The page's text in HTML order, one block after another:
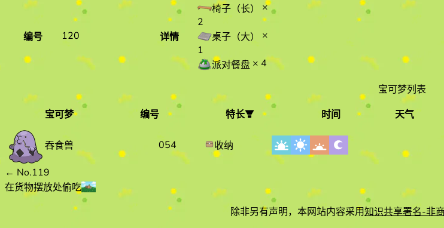
编号 120 详情
椅子（长）
×
2
桌子（大）
×
1
派对餐盘 × 4
宝可梦列表
宝可梦
编号 特长 时间 天气
宝可梦
时间
吞食兽
054 收纳
← No.119
在货物摆放处偷吃
除非另有声明，本网站内容采用知识共享署名-非